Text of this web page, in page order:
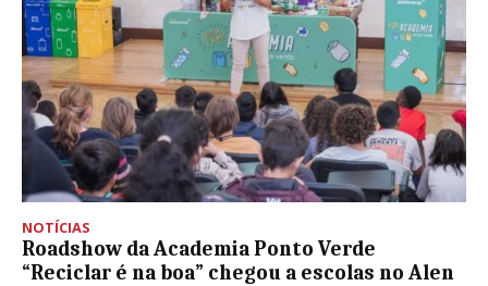
NOTÍCIAS
Roadshow da Academia Ponto Verde
“Reciclar é na boa” chegou a escolas no Alen